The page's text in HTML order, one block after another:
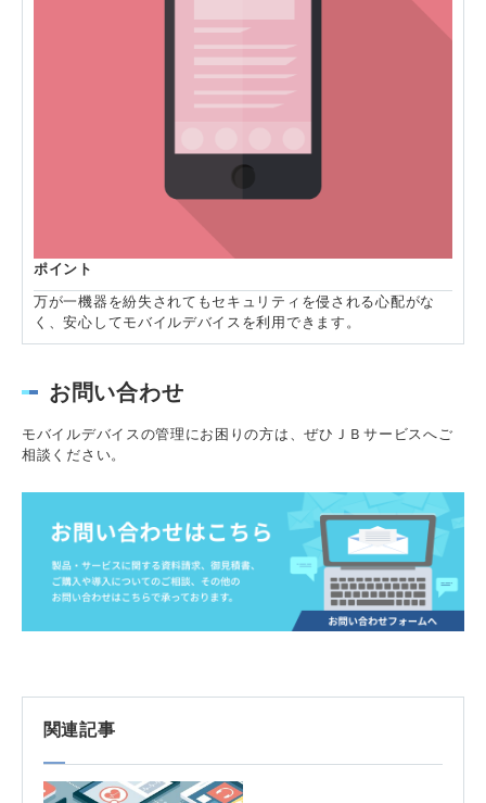
ポイント
万が一機器を紛失されてもセキュリティを侵される心配がな
く、安心してモバイルデバイスを利用できます。
お問い合わせ
モバイルデバイスの管理にお困りの方は、ぜひＪＢサービスへご
相談ください。
関連記事